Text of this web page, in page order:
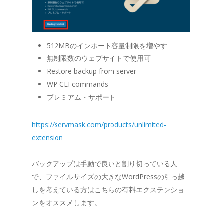
512MBのインポート容量制限を増やす
無制限数のウェブサイトで使用可
Restore backup from server
WP CLI commands
プレミアム・サポート
https://servmask.com/products/unlimited-
extension
バックアップは手動で良いと割り切っている人
で、ファイルサイズの大きなWordPressの引っ越
しを考えている方はこちらの有料エクステンショ
ンをオススメします。